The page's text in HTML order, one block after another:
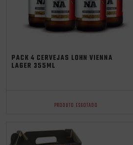
PACK 4 CERVEJAS LOHN VIENNA
LAGER 355ML
PRODUTO ESGOTADO